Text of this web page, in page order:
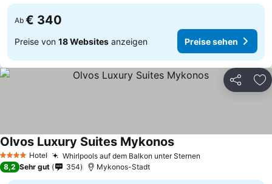
Ab € 340
Preise von 18 Websites anzeigen Preise sehen
Teilen
4 Sterne Hotel Whirlpools auf dem Balkon unter Sternen
Olvos Luxury Suites MykonosPreise sehen
8,2 Sehr gut 354 Mykonos-Stadt